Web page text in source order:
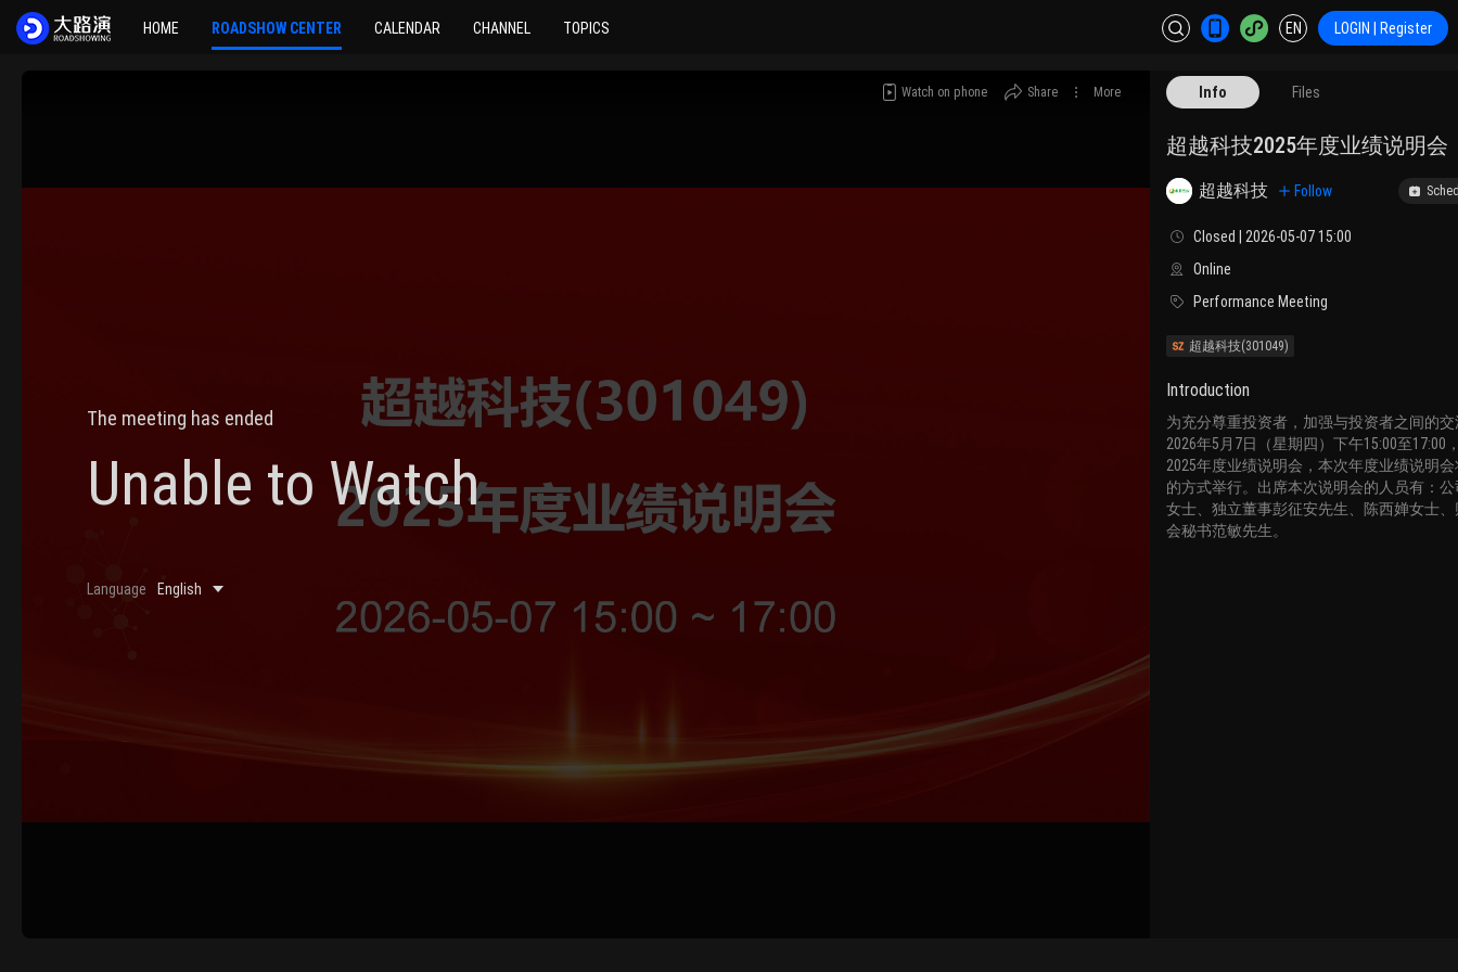
HOME ROADSHOW CENTER CALENDAR CHANNEL TOPICS EN LOGIN | Register
Watch on phone Share More
The meeting has ended
Unable to Watch
Language English
Info Files
超越科技2025年度业绩说明会
超越科技 Follow
Closed | 2026-05-07 15:00
Online
Performance Meeting
超越科技(301049)
Introduction
为充分尊重投资者，加强与投资者之间的
2026年5月7日（星期四）下午15:00至17:00
2025年度业绩说明会，本次年度业绩说明
的方式举行。出席本次说明会的人员有：
女士、独立董事彭征安先生、陈西婵女士
会秘书范敏先生。
Upload Please upload .jpg, .png, .gif format images, size <5M